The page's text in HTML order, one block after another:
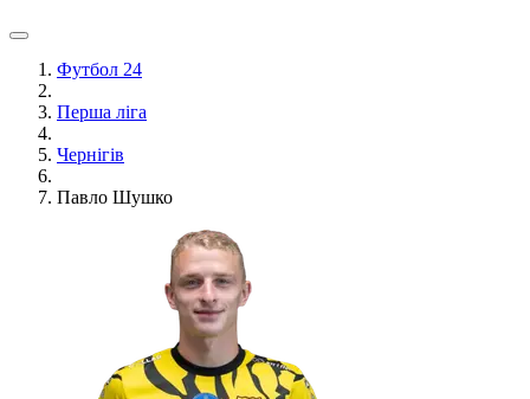
Футбол 24
Перша ліга
Чернігів
Павло Шушко